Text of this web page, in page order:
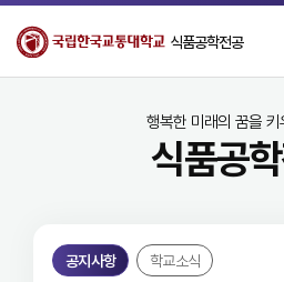
식품공학전공
행복한 미래의 꿈을 키
식품공
공지사항 학교소식